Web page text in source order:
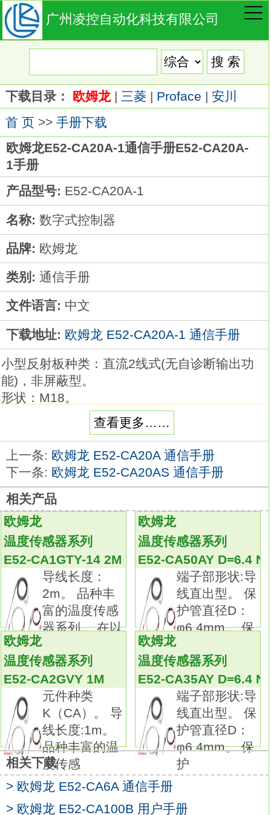
广州凌控自动化科技有限公司
下载目录： 欧姆龙| 三菱| Proface | 安川
首 页>> 手册下载
欧姆龙E52-CA20A-1通信手册E52-CA20A-
1手册
产品型号: E52-CA20A-1
名称: 数字式控制器
品牌: 欧姆龙
类别: 通信手册
文件语言: 中文
下载地址: 欧姆龙 E52-CA20A-1 通信手册
小型反射板种类：直流2线式(无自诊断输出功
能)，非屏蔽型。
形状：M18。
检测距离：14mm。
连接方式：M12 接插件型。
导线规格：-。
极性：有。
动作模式NOE52-CA20A-1通信手册。
会提示线圈断线等故障及检测不稳定状态的自
诊断功能输出型品种齐全。
有助于实现预防性维护，防止生产线停转
CA20A-1
简化配线过程，降低资源使用，有效减小功
耗，助力环保事业。
配线作业时间及铜线使用量仅为3线式的三分之
二。
电流消耗量大幅降低至10%以下。 (直流2线式
与直流3线式相比)
所有小口径型号均采用屏蔽结构。
即使将传感器安装在狭小区域或嵌入金属中，
仍然具有较高的工作稳定性。
配有明亮醒目的指示灯，轻松查看安装环境。
尺寸：96×96mmE52-CA20A-1通信手册。
控制输出1：线性电流输出。
控制输出2：--。
辅助输出：4点(辅助输出1、2公共通用，辅助
输出3、4公共通用)。
查看更多……
上一条: 欧姆龙 E52-CA20A 通信手册
下一条: 欧姆龙 E52-CA20AS 通信手册
相关产品
欧姆龙
温度传感器系列
E52-CA1GTY-14 2M
导线长度：
2m。 品种丰
富的温度传感
器系列。 在以
欧姆龙
温度传感器系列
E52-CA50AY D=6.4
端子部形状:导
线直出型。 保
护管直径D：
φ6.4mm。 保
欧姆龙
温度传感器系列
E52-CA2GVY 1M
元件种类
K（CA）。 导
线长度:1m。
品种丰富的温
度传感
欧姆龙
温度传感器系列
E52-CA35AY D=6.4
端子部形状:导
线直出型。 保
护管直径D：
φ6.4mm。 保
护
相关下载
> 欧姆龙 E52-CA6A 通信手册
> 欧姆龙 E52-CA100B 用户手册